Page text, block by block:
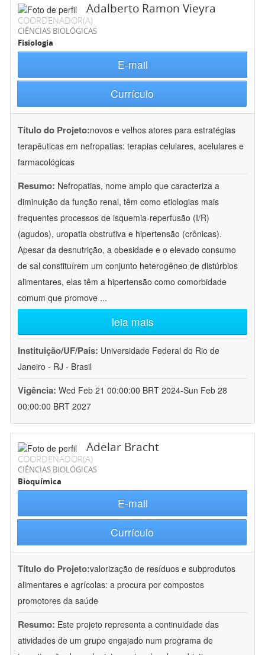
Adalberto Ramon Vieyra
COORDENADOR(A)
CIÊNCIAS BIOLÓGICAS
Fisiologia
E-mail
Currículo
Título do Projeto:novos e velhos atores para estratégias
terapêuticas em nefropatias: terapias celulares, acelulares e
farmacológicas
Resumo: Nefropatias, nome amplo que caracteriza a
diminuição da função renal, têm como etiologias mais
frequentes processos de isquemia-reperfusão (I/R)
(agudos), uropatia obstrutiva e hipertensão (crônicas).
Apesar da desnutrição, a obesidade e o elevado consumo
de sal constituírem um conjunto heterogêneo de distúrbios
alimentares, elas têm a hipertensão como comorbidade
comum que promove ...
leia mais
Instituição/UF/País: Universidade Federal do Rio de
Janeiro - RJ - Brasil
Vigência: Wed Feb 21 00:00:00 BRT 2024-Sun Feb 28
00:00:00 BRT 2027
Adelar Bracht
COORDENADOR(A)
CIÊNCIAS BIOLÓGICAS
Bioquímica
E-mail
Currículo
Título do Projeto:valorização de resíduos e subprodutos
alimentares e agrícolas: a procura por compostos
promotores da saúde
Resumo: Este projeto representa a continuidade das
atividades de um grupo engajado num programa de